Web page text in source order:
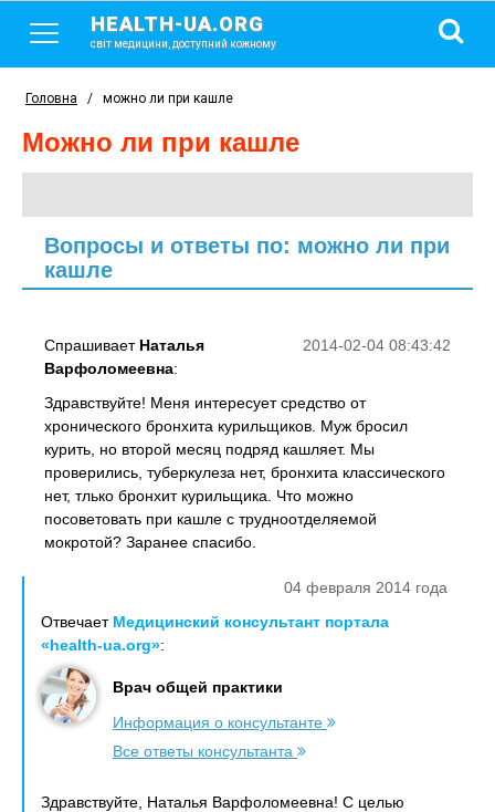
HEALTH-UA.ORG
світ медицини, доступний кожному
Головна / можно ли при кашле
можно ли при кашле
Вопросы и ответы по: можно ли при
кашле
2014-02-04 08:43:42
Спрашивает Наталья
Варфоломеевна:
Здравствуйте! Меня интересует средство от
хронического бронхита курильщиков. Муж бросил
курить, но второй месяц подряд кашляет. Мы
проверились, туберкулеза нет, бронхита классического
нет, тлько бронхит курильщика. Что можно
посоветовать при кашле с трудноотделяемой
мокротой? Заранее спасибо.
04 февраля 2014 года
Отвечает Медицинский консультант портала
«health-ua.org»:
Врач общей практики
Информация о консультанте
Все ответы консультанта
Здравствуйте, Наталья Варфоломеевна! С целью